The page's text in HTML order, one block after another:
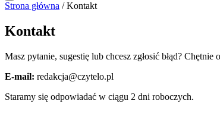
Strona główna / Kontakt
Kontakt
Masz pytanie, sugestię lub chcesz zgłosić błąd? Chętnie
E-mail: redakcja@czytelo.pl
Staramy się odpowiadać w ciągu 2 dni roboczych.